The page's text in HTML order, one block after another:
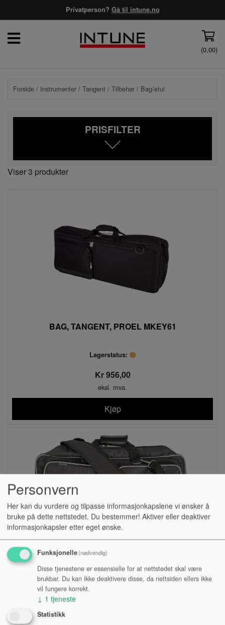
Privatperson? Gå til intune.no
(0,00)
Forside / Instrumenter / Tangent / Tilbehør / Bag/etui
PRISFILTER
Viser 3 produkter
BAG, TANGENT, PROEL MKEY61
Lagerstatus:
Kr 956,00
eksl. mva.
Kjøp
BAG, TANGENT, PROFILE PRKB-08
Lagerstatus:
Personvern
Her kan du vurdere og tilpasse informasjonkapslene vi ønsker å
bruke på dette nettstedet. Du bestemmer! Aktiver eller deaktiver
informasjonkapsler etter eget ønske.
Funksjonelle(nødvendig)
Disse tjenestene er essensielle for at nettstedet skal være
brukbar. Du kan ikke deaktivere disse, da nettsiden ellers ikke
vil fungere korrekt.
↓ 1 tjeneste
Statistikk